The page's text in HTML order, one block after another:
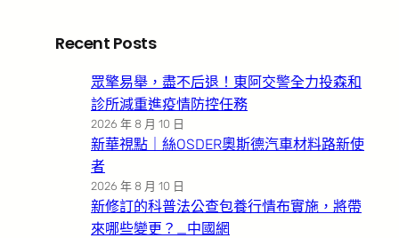
Recent Posts
眾擎易舉，盡不后退！東阿交警全力投森和
診所減重進疫情防控任務
2026 年 8 月 10 日
新華視點｜絲OSDER奧斯德汽車材料路新使
者
2026 年 8 月 10 日
新修訂的科普法公查包養行情布實施，將帶
來哪些變更？_中國網